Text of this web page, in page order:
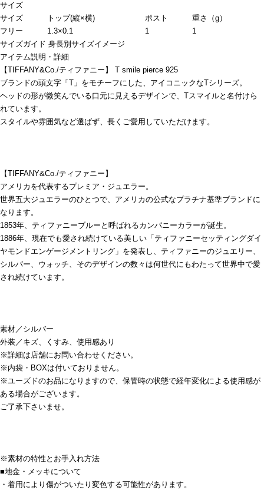
サイズ
サイズ
トップ(縦×横) ポスト
重さ（g）
フリー
1.3×0.1 1
1
サイズガイド 身長別サイズイメージ
アイテム説明・詳細
【TIFFANY&Co./ティファニー】 T smile pierce 925
ブランドの頭文字「T」をモチーフにした、アイコニックなTシリーズ。
ヘッドの形が微笑んでいる口元に見えるデザインで、Tスマイルと名付けら
れています。
スタイルや雰囲気など選ばず、長くご愛用していただけます。
【TIFFANY&Co./ティファニー】
アメリカを代表するプレミア・ジュエラー。
世界五大ジュエラーのひとつで、アメリカの公式なプラチナ基準ブランドに
なります。
1853年、ティファニーブルーと呼ばれるカンパニーカラーが誕生。
1886年、現在でも愛され続けている美しい「ティファニーセッティングダイ
ヤモンドエンゲージメントリング」を発表し、ティファニーのジュエリー、
シルバー、ウォッチ、そのデザインの数々は何世代にもわたって世界中で愛
され続けています。
素材／シルバー
外装／キズ、くすみ、使用感あり
※詳細は店舗にお問い合わせください。
※内袋・BOXは付いておりません。
※ユーズドのお品になりますので、保管時の状態で経年変化による使用感が
ある場合がございます。
ご了承下さいませ。
※素材の特性とお手入れ方法
■地金・メッキについて
・着用により傷がついたり変色する可能性があります。